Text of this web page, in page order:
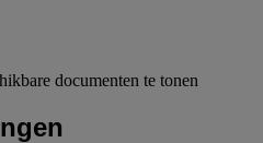
documenten te tonen